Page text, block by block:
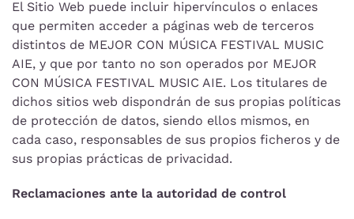
El Sitio Web puede incluir hipervínculos o enlaces
que permiten acceder a páginas web de terceros
distintos de MEJOR CON MÚSICA FESTIVAL MUSIC
AIE, y que por tanto no son operados por MEJOR
CON MÚSICA FESTIVAL MUSIC AIE. Los titulares de
dichos sitios web dispondrán de sus propias políticas
de protección de datos, siendo ellos mismos, en
cada caso, responsables de sus propios ficheros y de
sus propias prácticas de privacidad.
Reclamaciones ante la autoridad de control